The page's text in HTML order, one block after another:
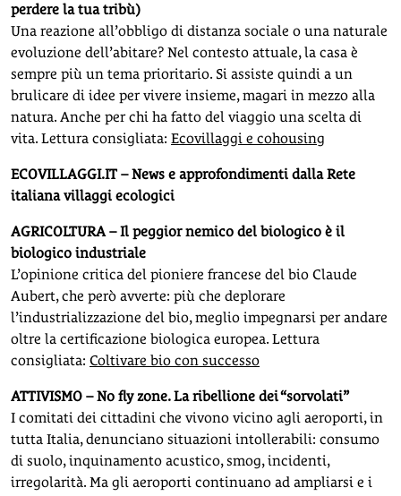
perdere la tua tribù)
Una reazione all’obbligo di distanza sociale o una naturale
evoluzione dell’abitare? Nel contesto attuale, la casa è
sempre più un tema prioritario. Si assiste quindi a un
brulicare di idee per vivere insieme, magari in mezzo alla
natura. Anche per chi ha fatto del viaggio una scelta di
vita. Lettura consigliata: Ecovillaggi e cohousing
ECOVILLAGGI.IT – News e approfondimenti dalla Rete
italiana villaggi ecologici
AGRICOLTURA – Il peggior nemico del biologico è il
biologico industriale
L’opinione critica del pioniere francese del bio Claude
Aubert, che però avverte: più che deplorare
l’industrializzazione del bio, meglio impegnarsi per andare
oltre la certificazione biologica europea. Lettura
consigliata: Coltivare bio con successo
ATTIVISMO – No fly zone. La ribellione dei “sorvolati”
I comitati dei cittadini che vivono vicino agli aeroporti, in
tutta Italia, denunciano situazioni intollerabili: consumo
di suolo, inquinamento acustico, smog, incidenti,
irregolarità. Ma gli aeroporti continuano ad ampliarsi e i